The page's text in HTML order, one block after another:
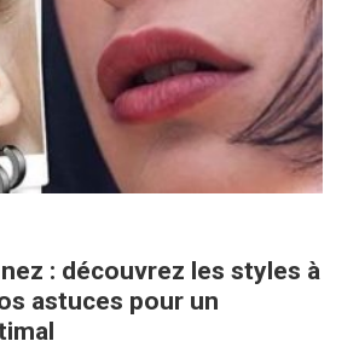
: découvrez les styles à
astuces pour un